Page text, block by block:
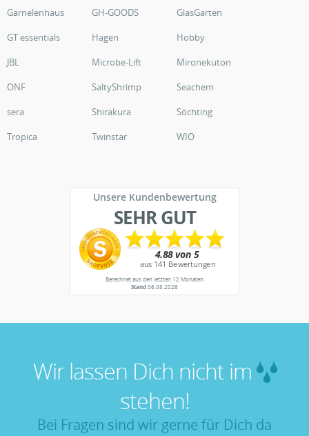
Garnelenhaus
GH-GOODS
GlasGarten
GT essentials
Hagen
Hobby
JBL
Microbe-Lift
Mironekuton
ONF
SaltyShrimp
Seachem
sera
Shirakura
Söchting
Tropica
Twinstar WIO
Unsere Kundenbewertung
SEHR GUT
Berechnet aus den letzten 12 Monaten
Stand06.08.2026
Wir lassen Dich nicht im
stehen!
Bei Fragen sind wir gerne für Dich da